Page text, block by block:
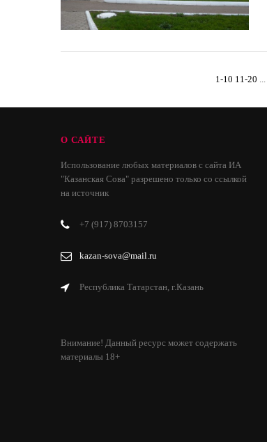
1-10 11-20 ...
О САЙТЕ
Использование любых материалов с сайта ИА
"Казанская Сова" разрешено только со ссылкой
на источник
+7 (917) 8703157
kazan-sova@mail.ru
Республика Татарстан, г.Казань
Внимание! Данный ресурс может содержать
материалы 18+